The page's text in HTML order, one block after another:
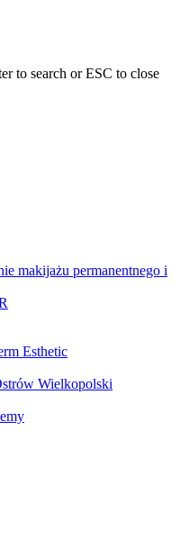
to search or ESC to close
makijażu permanentnego i
Esthetic
Wielkopolski